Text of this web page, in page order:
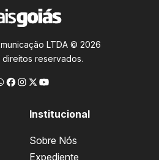
LTDA © 2026
reservados.
Institucional
Sobre Nós
Expediente